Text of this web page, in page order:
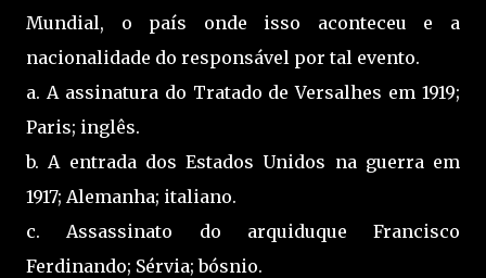
Mundial, o país onde isso aconteceu e a
nacionalidade do responsável por tal evento.
a. A assinatura do Tratado de Versalhes em 1919;
Paris; inglês.
b. A entrada dos Estados Unidos na guerra em
1917; Alemanha; italiano.
c. Assassinato do arquiduque Francisco
Ferdinando; Sérvia; bósnio.